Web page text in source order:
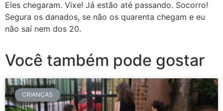
Eles chegaram. Vixe! Já estão até passando. Socorro!
Segura os danados, se não os quarenta chegam e eu
não saí nem dos 20.
Você também pode gostar
CRIANÇAS